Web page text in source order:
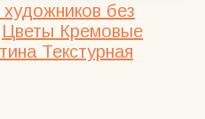
без
Цветы Кремовые
Текстурная